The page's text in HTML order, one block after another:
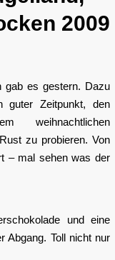
2009
gab es gestern. Dazu
Zeitpunkt, den
weihnachtlichen
zu probieren. Von
– mal sehen was der
und eine
Abgang. Toll nicht nur